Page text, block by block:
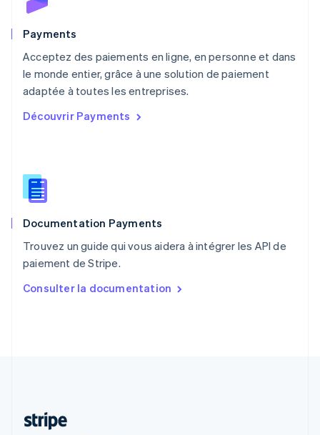
Payments
Acceptez des paiements en ligne, en personne et dans
le monde entier, grâce à une solution de paiement
adaptée à toutes les entreprises.
Découvrir Payments
Documentation Payments
Trouvez un guide qui vous aidera à intégrer les API de
paiement de Stripe.
Consulter la documentation
English
English
NederlandsEnglish
Pologne
English
PortuguêsEnglish
English
Roumanie
Royaume-Uni
Singapour
English 简体中文
English